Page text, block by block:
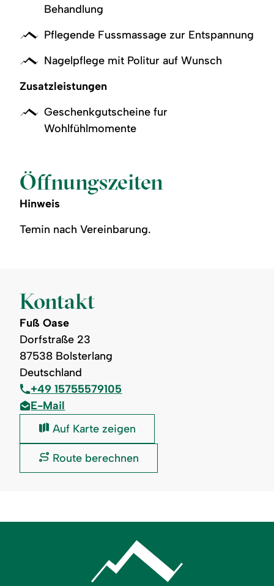
Behandlung
Pflegende Fussmassage zur Entspannung
Nagelpflege mit Politur auf Wunsch
Zusatzleistungen
Geschenkgutscheine fur
Wohlfühlmomente
Öffnungszeiten
Hinweis
Temin nach Vereinbarung.
Kontakt
Fuß Oase
Dorfstraße 23
87538 Bolsterlang
Deutschland
+49 15755579105
E-Mail
Fuß
Auf Karte zeigen
Fuß
Route berechnen